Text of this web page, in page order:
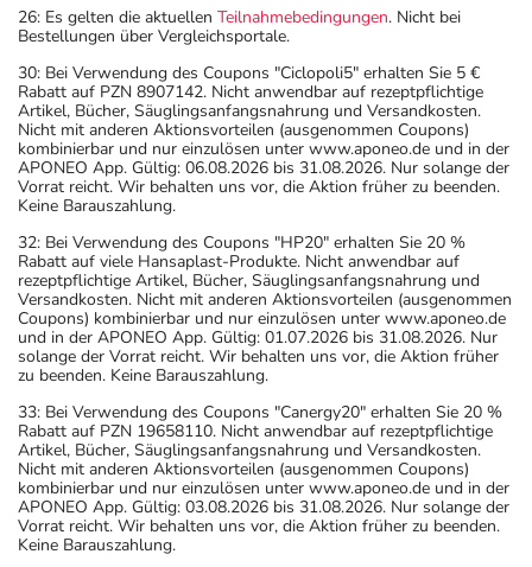
26: Es gelten die aktuellen Teilnahmebedingungen. Nicht bei
Bestellungen über Vergleichsportale.
30: Bei Verwendung des Coupons "Ciclopoli5" erhalten Sie 5 €
Rabatt auf PZN 8907142. Nicht anwendbar auf rezeptpflichtige
Artikel, Bücher, Säuglingsanfangsnahrung und Versandkosten.
Nicht mit anderen Aktionsvorteilen (ausgenommen Coupons)
kombinierbar und nur einzulösen unter www.aponeo.de und in der
APONEO App. Gültig: 06.08.2026 bis 31.08.2026. Nur solange der
Vorrat reicht. Wir behalten uns vor, die Aktion früher zu beenden.
Keine Barauszahlung.
32: Bei Verwendung des Coupons "HP20" erhalten Sie 20 %
Rabatt auf viele Hansaplast-Produkte. Nicht anwendbar auf
rezeptpflichtige Artikel, Bücher, Säuglingsanfangsnahrung und
Versandkosten. Nicht mit anderen Aktionsvorteilen (ausgenommen
Coupons) kombinierbar und nur einzulösen unter www.aponeo.de
und in der APONEO App. Gültig: 01.07.2026 bis 31.08.2026. Nur
solange der Vorrat reicht. Wir behalten uns vor, die Aktion früher
zu beenden. Keine Barauszahlung.
33: Bei Verwendung des Coupons "Canergy20" erhalten Sie 20 %
Rabatt auf PZN 19658110. Nicht anwendbar auf rezeptpflichtige
Artikel, Bücher, Säuglingsanfangsnahrung und Versandkosten.
Nicht mit anderen Aktionsvorteilen (ausgenommen Coupons)
kombinierbar und nur einzulösen unter www.aponeo.de und in der
APONEO App. Gültig: 03.08.2026 bis 31.08.2026. Nur solange der
Vorrat reicht. Wir behalten uns vor, die Aktion früher zu beenden.
Keine Barauszahlung.